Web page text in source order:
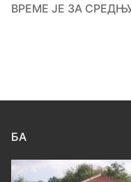
ВРЕМЕ ЈЕ ЗА
БА